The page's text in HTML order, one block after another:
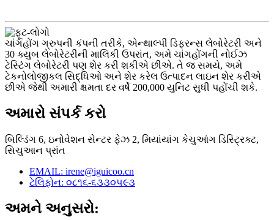
ચાંગહોંગ ગ્રુપની કંપની તરીકે, એન્થાલ્પી ડિફરન્સ લેબોરેટરી અને
30 ક્યુબ લેબોરેટરીની માલિકી ઉપરાંત, અમે ચાંગહોંગની નોઈઝ
ટેસ્ટિંગ લેબોરેટરી પણ શેર કરી શકીએ છીએ. તે જ સમયે, અમે
ટેકનોલોજીકલ સિદ્ધિઓ અને શેર કરેલ ઉત્પાદન લાઇન શેર કરીએ
છીએ જેથી અમારી ક્ષમતા દર વર્ષે 200,000 યુનિટ સુધી પહોંચી શકે.
અમારો સંપર્ક કરો
બિલ્ડિંગ 6, ઇનોવેશન સેન્ટર ફેઝ 2, મિયાંયાંગ કેચુઆંગ ડિસ્ટ્રિક્ટ,
સિચુઆન પ્રાંત
EMAIL: irene@iguicoo.cn
ટેલિફોન: ૦૮૧૬-૬૩૩૦૫૯૩
અમને અનુસરો: